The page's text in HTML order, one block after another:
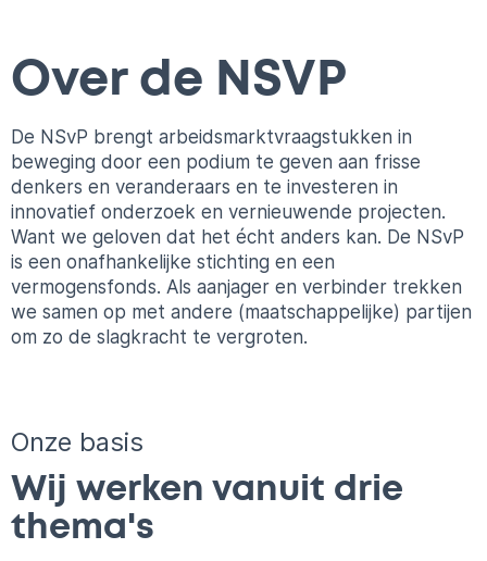
Over de NSVP
De NSvP brengt arbeidsmarktvraagstukken in
beweging door een podium te geven aan frisse
denkers en veranderaars en te investeren in
innovatief onderzoek en vernieuwende projecten.
Want we geloven dat het écht anders kan. De NSvP
is een onafhankelijke stichting en een
vermogensfonds. Als aanjager en verbinder trekken
we samen op met andere (maatschappelijke) partijen
om zo de slagkracht te vergroten.
Onze basis
Wij werken vanuit drie
thema's